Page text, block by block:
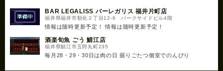
BAR LEGALISS バーレガリス 福井片町店
福井県福井市順化２丁目12-6 パークサイドビル4階
情報は随時更新予定！ 情報は随時更新予定！
酒楽旬魚 ごう 鯖江店
福井県鯖江市五郎丸町235
毎月28・29・30日は肉の日 掘りごたつ個室でのんぴり